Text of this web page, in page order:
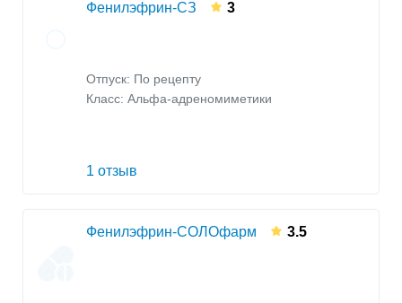
Фенилэфрин-СЗ 3
Отпуск: По рецепту
Класс: Альфа-адреномиметики
1 отзыв
Фенилэфрин-СОЛОфарм 3.5